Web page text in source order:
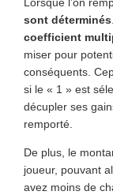
Lorsque l’on
sont déterminés
coefficient
miser pour
conséquents.
si le « 1 » est
décupler ses
remporté.
De plus, le
joueur, pouvant
avez moins de